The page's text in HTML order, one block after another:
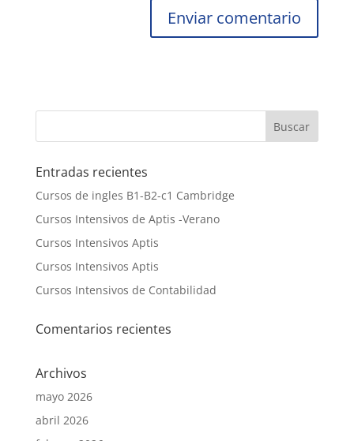
Entradas recientes
Cursos de ingles B1-B2-c1 Cambridge
Cursos Intensivos de Aptis -Verano
Cursos Intensivos Aptis
Cursos Intensivos Aptis
Cursos Intensivos de Contabilidad
Comentarios recientes
Archivos
mayo 2026
abril 2026